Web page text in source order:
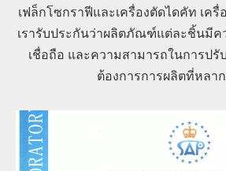
เฟล็กโซกราฟีและเครื่องตัดไดคัท เครื่
เรารับประกันว่าผลิตภัณฑ์แต่ละชิ้นมีค
เชื่อถือ และความสามารถในการปรั
ต้องการการผลิตที่หลา